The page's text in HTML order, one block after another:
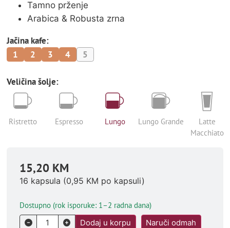
Tamno prženje
Arabica & Robusta zrna
Jačina kafe:
1
2 3 4 5
Veličina šolje:
Ristretto Espresso Lungo Lungo Grande
Latte
Macchiato
15,20 KM
16 kapsula (0,95 KM po kapsuli)
Dostupno (rok isporuke: 1–2 radna dana)
Dodaj u korpu
Naruči odmah